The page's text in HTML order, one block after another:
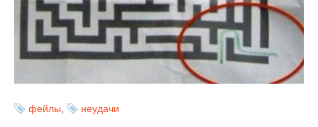
фейлы неудачи